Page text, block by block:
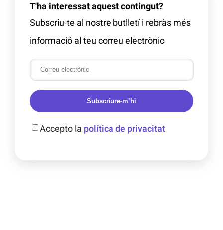
T'ha interessat aquest contingut?
Subscriu-te al nostre butlletí i rebràs més
informació al teu correu electrònic
Subscriure-m’hi
Accepto la política de privacitat